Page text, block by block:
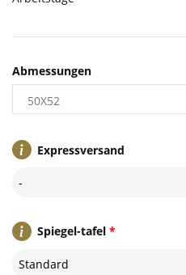
Expressversand
-
*
Spiegel-tafel
Standard
Abmessungen